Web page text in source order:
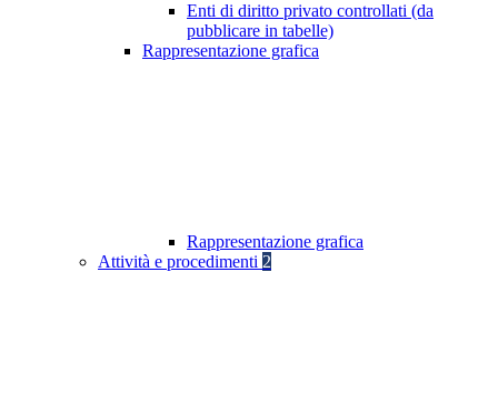
Enti di diritto privato controllati (da
pubblicare in tabelle)
Rappresentazione grafica
Rappresentazione grafica
Attività e procedimenti 2